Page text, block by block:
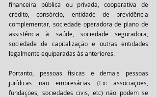
financeira pública ou privada, cooperativa de
crédito, consórcio, entidade de previdência
complementar, sociedade operadora de plano de
assistência à saúde, sociedade seguradora,
sociedade de capitalização e outras entidades
legalmente equiparadas às anteriores.
Portanto, pessoas físicas e demais pessoas
jurídicas não empresárias (Ex: associações,
fundações, sociedades civis, etc) não podem se